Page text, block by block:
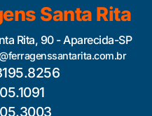
Santa Rita
Rita, 90 - Aparecida-SP